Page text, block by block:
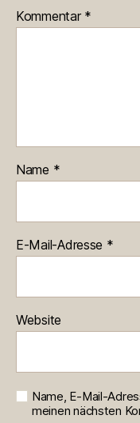
Kommentar *
Name *
E-Mail-Adresse *
Website
Name, E-Mail-
meinen nächsten